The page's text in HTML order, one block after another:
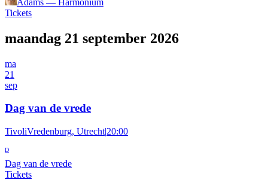
Tickets
maandag 21 september 2026
ma
21
sep
Dag van de vrede
TivoliVredenburg, Utrecht|20:00
D
Dag van de vrede
Tickets